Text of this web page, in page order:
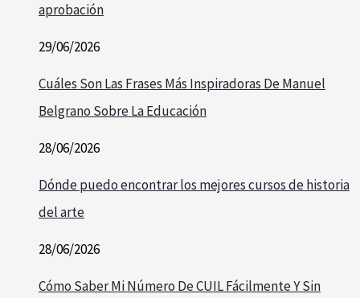
aprobación
29/06/2026
Cuáles Son Las Frases Más Inspiradoras De Manuel
Belgrano Sobre La Educación
28/06/2026
Dónde puedo encontrar los mejores cursos de historia
del arte
28/06/2026
Cómo Saber Mi Número De CUIL Fácilmente Y Sin